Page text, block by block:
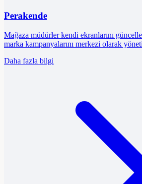
Perakende
Mağaza müdürler kendi ekranlarını
marka kampanyalarını merkezi olarak
Daha fazla bilgi